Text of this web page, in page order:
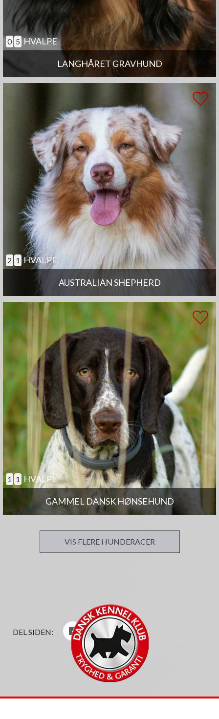
LANGHÅRET GRAVHUND
0 5 HVALPE
AUSTRALIAN SHEPHERD
2 1 HVALPE
GAMMEL DANSK HØNSEHUND
1 1 HVALPE
VIS FLERE HUNDERACER
DEL SIDEN: